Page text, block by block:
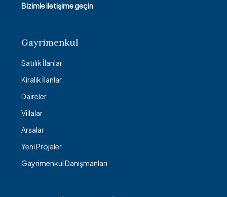
Bizimle iletişime geçin
Gayrimenkul
Satılık İlanlar
Kiralık İlanlar
Daireler
Villalar
Arsalar
Yeni Projeler
Gayrimenkul Danışmanları